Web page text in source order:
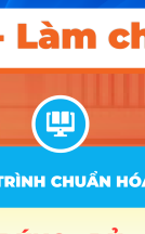
7
Tài chính –